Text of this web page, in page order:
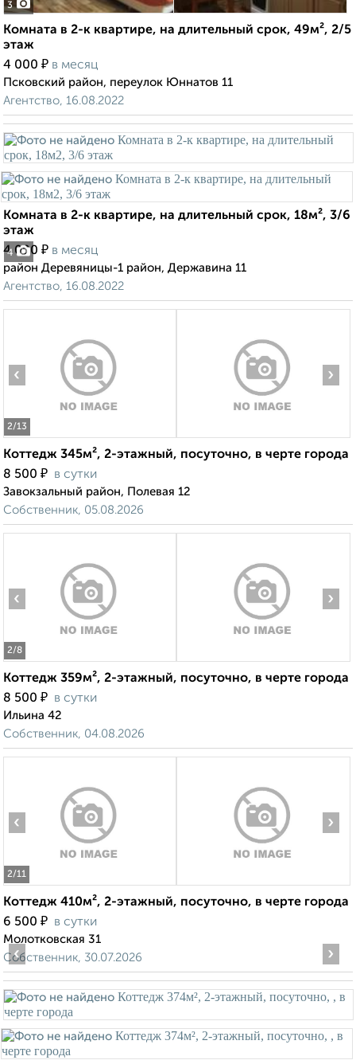
3
Комната в 2-к квартире, на длительный срок, 49м², 2/5
этаж
4 000 ₽ в месяц
Псковский район, переулок Юннатов 11
Агентство, 16.08.2022
4
Комната в 2-к квартире, на длительный срок, 18м², 3/6
этаж
4 000 ₽ в месяц
район Деревяницы-1 район, Державина 11
Агентство, 16.08.2022
2/13
‹ ›
Коттедж 345м², 2-этажный, посуточно, в черте города
8 500 ₽ в сутки
Завокзальный район, Полевая 12
Собственник, 05.08.2026
2/8
‹ ›
Коттедж 359м², 2-этажный, посуточно, в черте города
8 500 ₽ в сутки
Ильина 42
Собственник, 04.08.2026
2/11
‹ ›
Коттедж 410м², 2-этажный, посуточно, в черте города
6 500 ₽ в сутки
Молотковская 31
Собственник, 30.07.2026
‹ ›